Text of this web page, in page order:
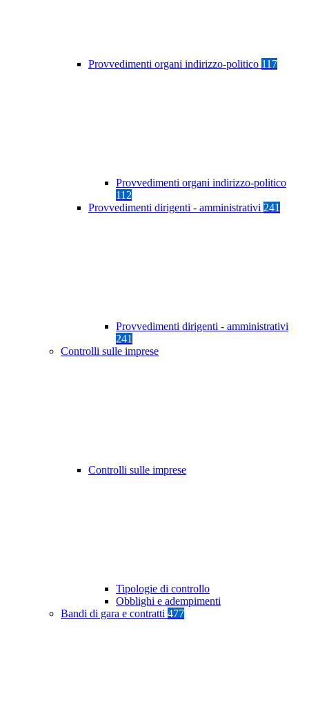
Provvedimenti organi indirizzo-politico 117
Provvedimenti organi indirizzo-politico
112
Provvedimenti dirigenti - amministrativi 241
Provvedimenti dirigenti - amministrativi
241
Controlli sulle imprese
Controlli sulle imprese
Tipologie di controllo
Obblighi e adempimenti
Bandi di gara e contratti 477